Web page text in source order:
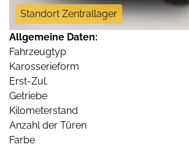
Standort Zentrallager
Allgemeine Daten:
Fahrzeugtyp
Karosserieform
Erst-Zul.
Getriebe
Kilometerstand
Anzahl der Türen
Farbe